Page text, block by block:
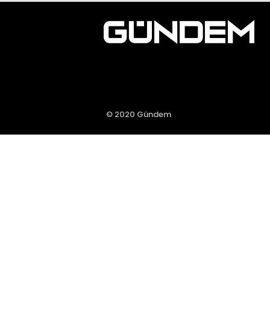
© 2020 Gündem